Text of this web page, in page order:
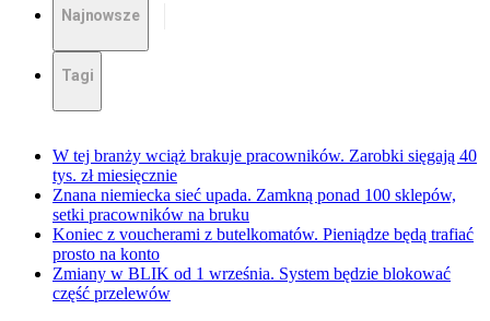
Najnowsze
Tagi
W tej branży wciąż brakuje pracowników. Zarobki sięgają 40
tys. zł miesięcznie
Znana niemiecka sieć upada. Zamkną ponad 100 sklepów,
setki pracowników na bruku
Koniec z voucherami z butelkomatów. Pieniądze będą trafiać
prosto na konto
Zmiany w BLIK od 1 września. System będzie blokować
część przelewów